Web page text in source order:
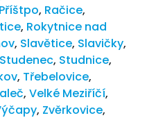
Příštpo, Račice,
, Rokytnice nad
, Slavětice, Slavičky,
Studenec, Studnice,
, Třebelovice,
, Velké Meziříčí,
, Zvěrkovice,